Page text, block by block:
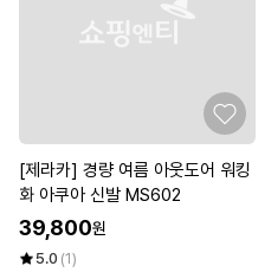
[제라카] 경량 여름 아웃도어 워킹
화 아쿠아 신발 MS602
39,800원
5.0 (1)